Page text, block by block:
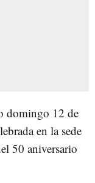
domingo 12 de
en la sede
50 aniversario